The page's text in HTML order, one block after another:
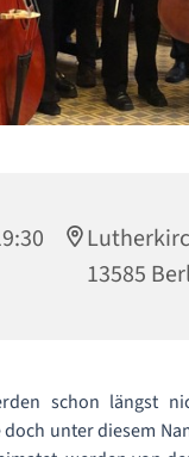
13585
schon längst
unter diesem